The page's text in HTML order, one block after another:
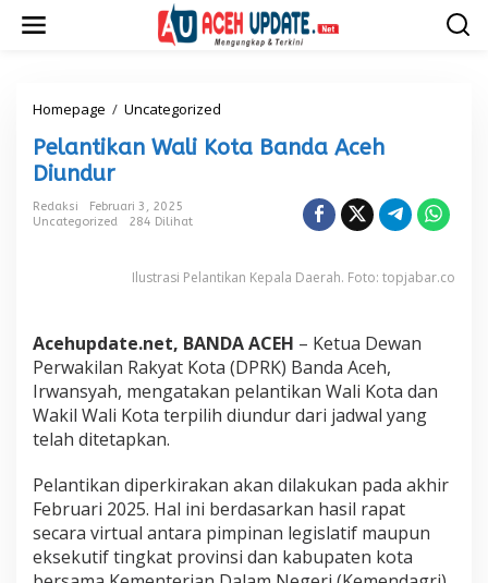
Homepage / Uncategorized
l
n
l
i
K
o
a
n
d
a
A
Pelantikan Wali Kota Banda Aceh
Diundur
Redaksi
Februari 3, 2025
Uncategorized
284 Dilihat
Ilustrasi Pelantikan Kepala Daerah. Foto: topjabar.co
Acehupdate.net, BANDA ACEH – Ketua Dewan
Perwakilan Rakyat Kota (DPRK) Banda Aceh,
Irwansyah, mengatakan pelantikan Wali Kota dan
Wakil Wali Kota terpilih diundur dari jadwal yang
telah ditetapkan.
Pelantikan diperkirakan akan dilakukan pada akhir
Februari 2025. Hal ini berdasarkan hasil rapat
secara virtual antara pimpinan legislatif maupun
eksekutif tingkat provinsi dan kabupaten kota